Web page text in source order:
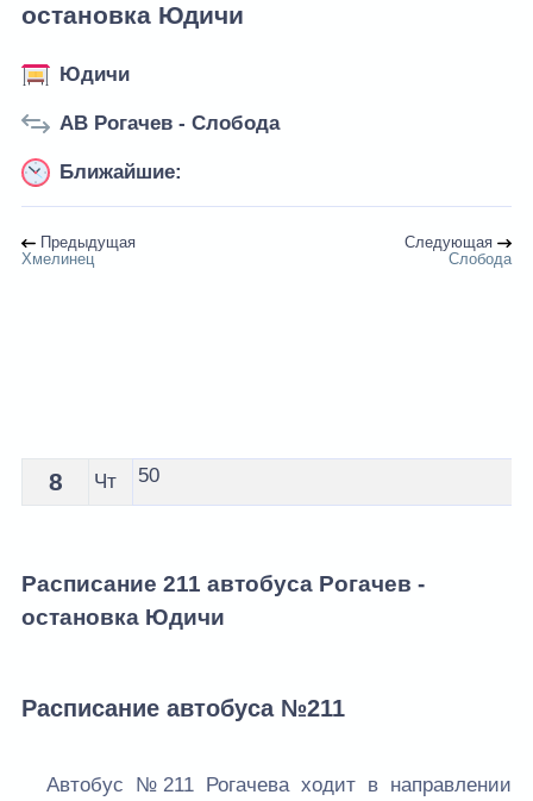
остановка Юдичи
Юдичи
АВ Рогачев - Слобода
Ближайшие:
Предыдущая
Хмелинец
Следующая
Слобода
Расписание 211 автобуса Рогачев - остановка Юдичи
8 Чт 50
Расписание 211 автобуса Рогачев -
остановка Юдичи
Расписание автобуса №211
Автобус №211 Рогачева ходит в направлении